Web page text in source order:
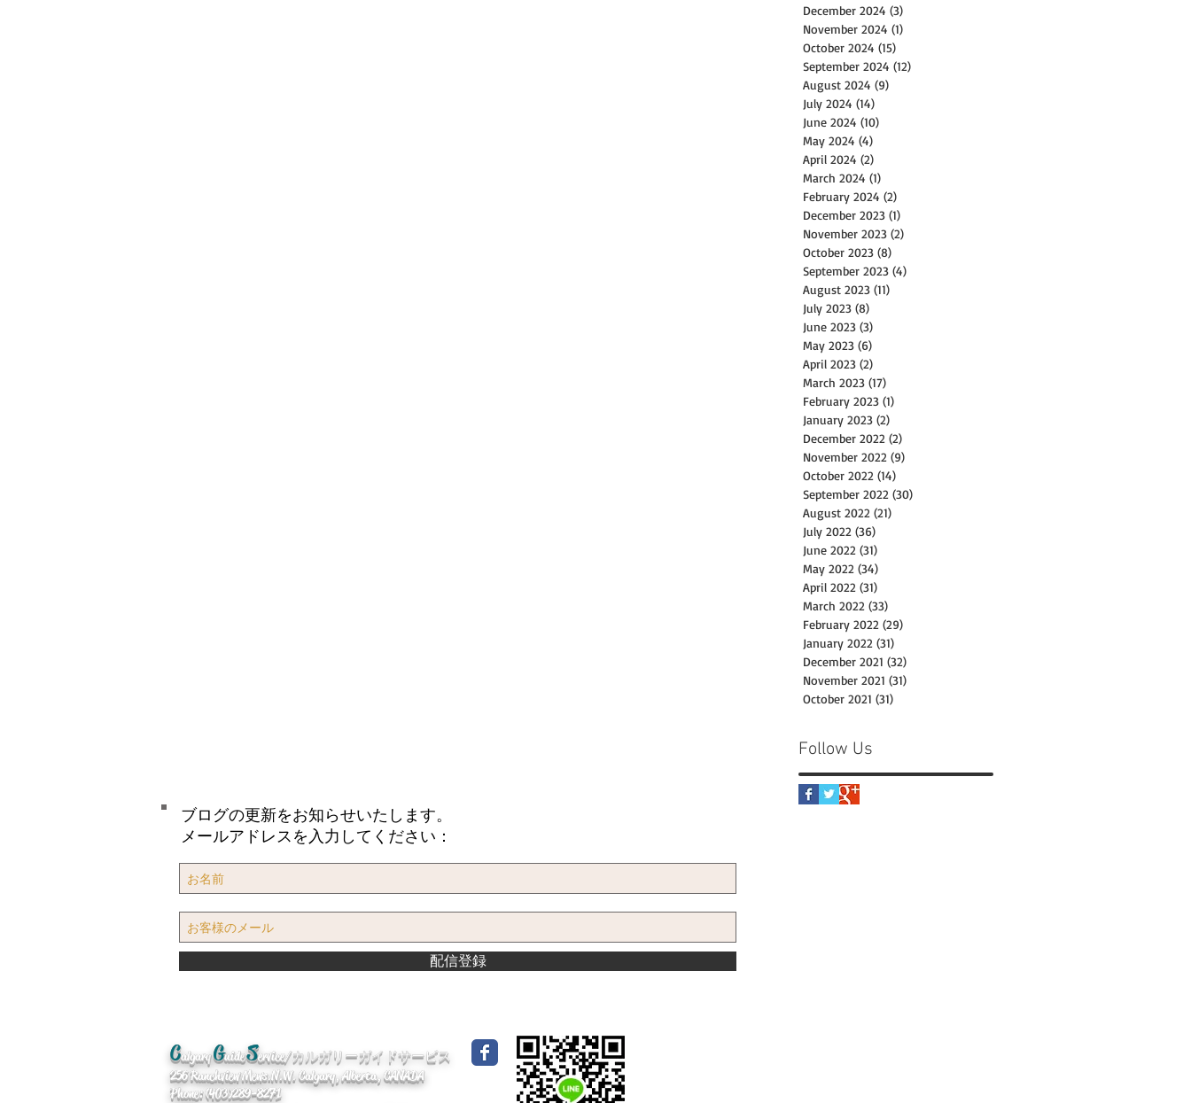
December 2024 (3)
November 2024 (1)
October 2024 (15)
September 2024 (12)
August 2024 (9)
July 2024 (14)
June 2024 (10)
May 2024 (4)
April 2024 (2)
March 2024 (1)
February 2024 (2)
December 2023 (1)
November 2023 (2)
October 2023 (8)
September 2023 (4)
August 2023 (11)
July 2023 (8)
June 2023 (3)
May 2023 (6)
April 2023 (2)
March 2023 (17)
February 2023 (1)
January 2023 (2)
December 2022 (2)
November 2022 (9)
October 2022 (14)
September 2022 (30)
August 2022 (21)
July 2022 (36)
June 2022 (31)
May 2022 (34)
April 2022 (31)
March 2022 (33)
February 2022 (29)
January 2022 (31)
December 2021 (32)
November 2021 (31)
October 2021 (31)
Follow Us
ブログの更新をお知らせいたします。
メールアドレスを入力してください：
配信登録
CalgaryGuideService/カルガリーガイドサービス
256 Ranchview Mews. N.W. Calgary, Alberta, CANADA
Phone: (403)289-8271